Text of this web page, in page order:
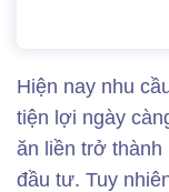
Hiện nay nhu
tiện lợi ngày
ăn liền trở thành
đầu tư. Tuy